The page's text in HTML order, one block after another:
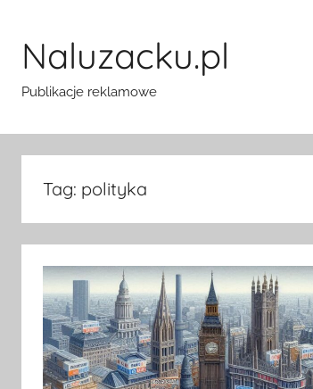
treściNaluzacku.pl
Publikacje reklamowe
Tag: polityka